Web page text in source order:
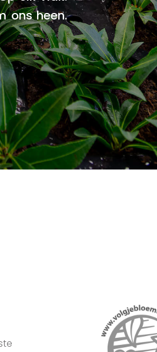
ons heen.